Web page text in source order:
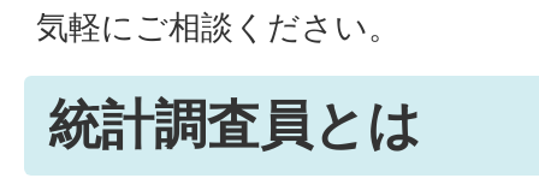
気軽にご相談ください。
統計調査員とは